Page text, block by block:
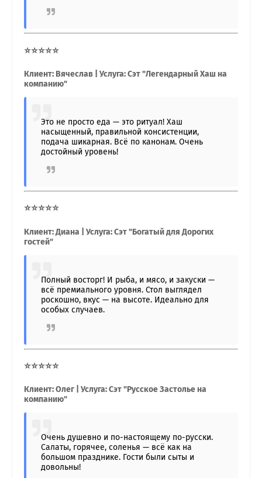
⭐⭐⭐⭐⭐
Клиент: Вячеслав | Услуга: Сэт "Легендарный Хаш на
компанию"
Это не просто еда — это ритуал! Хаш
насыщенный, правильной консистенции,
подача шикарная. Всё по канонам. Очень
достойный уровень!
⭐⭐⭐⭐⭐
Клиент: Диана | Услуга: Сэт "Богатый для Дорогих
гостей"
Полный восторг! И рыба, и мясо, и закуски —
всё премиального уровня. Стол выглядел
роскошно, вкус — на высоте. Идеально для
особых случаев.
⭐⭐⭐⭐⭐
Клиент: Олег | Услуга: Сэт "Русское Застолье на
компанию"
Очень душевно и по-настоящему по-русски.
Салаты, горячее, соленья — всё как на
большом празднике. Гости были сыты и
довольны!